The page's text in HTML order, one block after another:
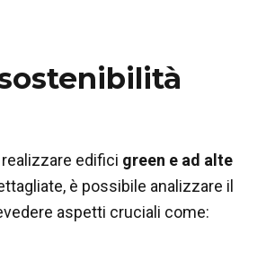
edifici green e ad alte
è possibile analizzare il
aspetti cruciali come: